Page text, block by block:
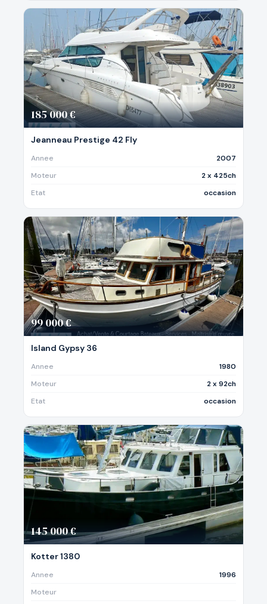
185 000 €
Jeanneau Prestige 42 Fly
Annee
2007
Moteur
2 x 425ch
Etat
occasion
99 000 €
Island Gypsy 36
Annee
1980
Moteur
2 x 92ch
Etat
occasion
145 000 €
Kotter 1380
Annee
1996
Moteur